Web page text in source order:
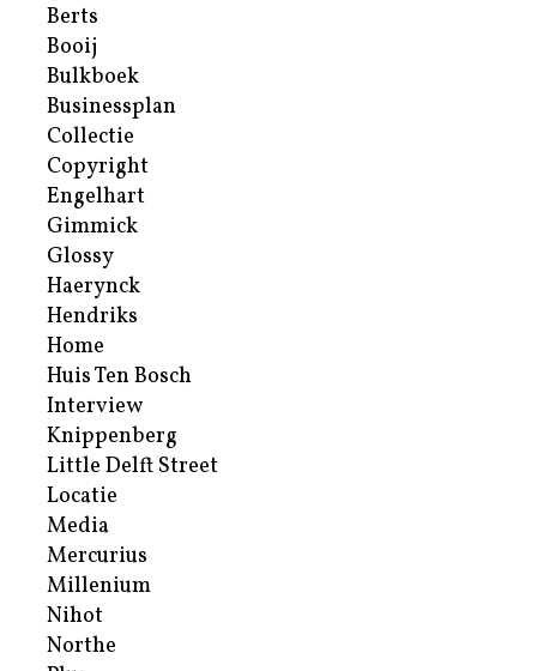
Berts
Booij
Bulkboek
Businessplan
Collectie
Copyright
Engelhart
Gimmick
Glossy
Haerynck
Hendriks
Home
Huis Ten Bosch
Interview
Knippenberg
Little Delft Street
Locatie
Media
Mercurius
Millenium
Nihot
Northe